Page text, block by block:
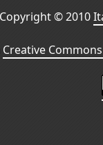
Copyright © 2010
Creative